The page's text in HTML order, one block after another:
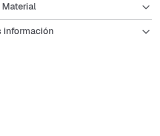
de piel sintética duradera,
una amortiguación suave y reactiva.
Material
información